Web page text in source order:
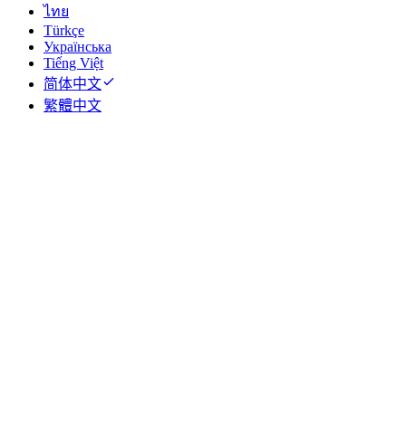
ไทย
Türkçe
Українська
Tiếng Việt
简体中文
繁體中文